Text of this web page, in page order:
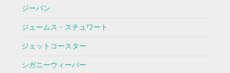
ジーパン
ジェームス・スチュワート
ジェットコースター
シガニーウィーバー